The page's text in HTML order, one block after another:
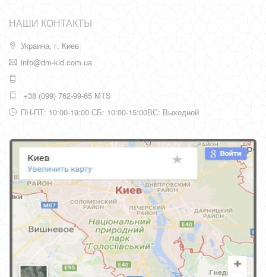
НАШИ КОНТАКТЫ
Украина, г. Киев
info@dm-kid.com.ua
+38 (099) 762-99-65 MTS
ПН-ПТ: 10:00-19:00 СБ: 10:00-15:00ВС: Выходной